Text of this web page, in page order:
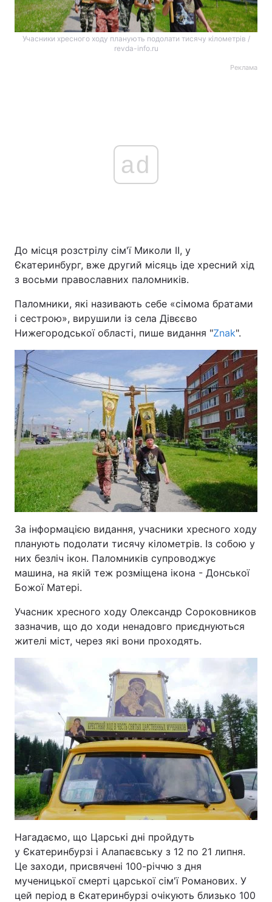
Учасники хресного ходу планують подолати тисячу кілометрів /
revda-info.ru
Реклама
ad
До місця розстрілу сім'ї Миколи ІІ, у
Єкатеринбург, вже другий місяць іде хресний хід
з восьми православних паломників.
Паломники, які називають себе «сімома братами
і сестрою», вирушили із села Дівєєво
Нижегородської області, пише видання "Znak".
За інформацією видання, учасники хресного ходу
планують подолати тисячу кілометрів. Із собою у
них безліч ікон. Паломників супроводжує
машина, на якій теж розміщена ікона - Донської
Божої Матері.
Учасник хресного ходу Олександр Сороковников
зазначив, що до ходи ненадовго приєднуються
жителі міст, через які вони проходять.
Нагадаємо, що Царські дні пройдуть
у Єкатеринбурзі і Алапаєвську з 12 по 21 липня.
Це заходи, присвячені 100-річчю з дня
мученицької смерті царської сім'ї Романових. У
цей період в Єкатеринбурзі очікують близько 100